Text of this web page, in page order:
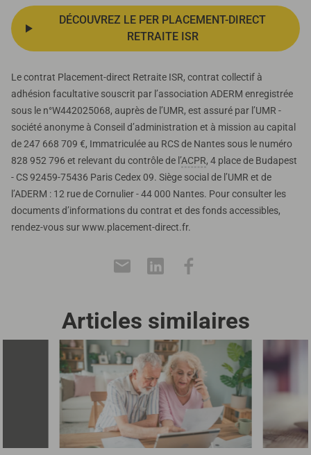
DÉCOUVREZ LE PER PLACEMENT-DIRECT
RETRAITE ISR
Le contrat Placement-direct Retraite ISR, contrat collectif à
adhésion facultative souscrit par l’association ADERM enregistrée
sous le n°W442025068, auprès de l’UMR, est assuré par l’UMR -
société anonyme à Conseil d’administration et à mission au capital
de 247 668 709 €, Immatriculée au RCS de Nantes sous le numéro
828 952 796 et relevant du contrôle de l’ACPR, 4 place de Budapest
- CS 92459-75436 Paris Cedex 09. Siège social de l’UMR et de
l’ADERM : 12 rue de Cornulier - 44 000 Nantes. Pour consulter les
documents d’informations du contrat et des fonds accessibles,
rendez-vous sur www.placement-direct.fr.
Articles similaires